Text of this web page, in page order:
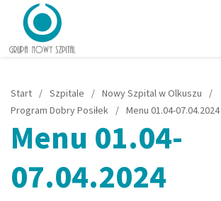
Start / Szpitale / Nowy Szpital w Olkuszu /
Program Dobry Posiłek / Menu 01.04-07.04.2024
Menu 01.04-
07.04.2024